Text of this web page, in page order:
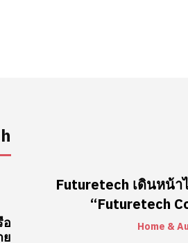
อ
Futuretech เดินหน้
“Futuretech
Home &